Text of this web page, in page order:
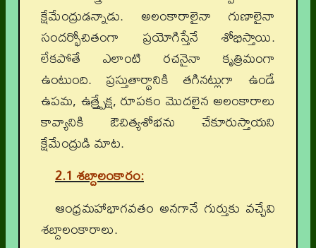
క్షేమేంద్రుడన్నాడు. అలంకారాలైనా గుణాలైనా
సందర్భోచితంగా ప్రయోగిస్తేనే శోభిస్తాయి.
లేకపోతే ఎలాంటి రచనైనా కృత్రిమంగా
ఉంటుంది. ప్రస్తుతార్థానికి తగినట్లుగా ఉండే
ఉపమ, ఉత్త్ప్రేక్ష, రూపకం మొదలైన అలంకారాలు
కావ్యానికి ఔచిత్యశోభను చేకూరుస్తాయని
క్షేమేంద్రుడి మాట.
2.1 శబ్దాలంకారం:
ఆంధ్రమహాభాగవతం అనగానే గుర్తుకు వచ్చేవి
శబ్దాలంకారాలు.